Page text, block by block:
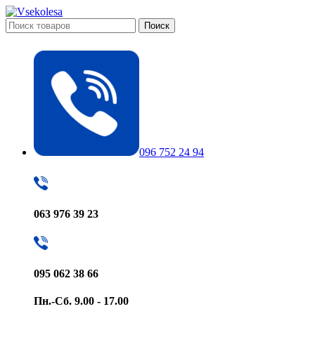
Поиск
096 752 24 94
063 976 39 23
095 062 38 66
Пн.-Сб. 9.00 - 17.00